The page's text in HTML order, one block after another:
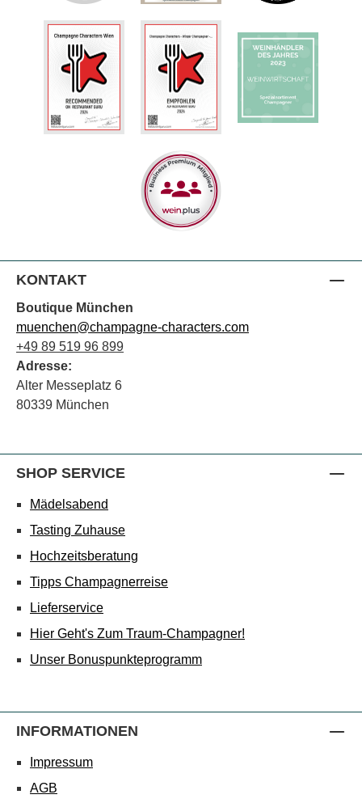
KONTAKT
Boutique München
muenchen@champagne-characters.com
+49 89 519 96 899
Adresse:
Alter Messeplatz 6
80339 München
SHOP SERVICE
Mädelsabend
Tasting Zuhause
Hochzeitsberatung
Tipps Champagnerreise
Lieferservice
Hier Geht's Zum Traum-Champagner!
Unser Bonuspunkteprogramm
INFORMATIONEN
Impressum
AGB